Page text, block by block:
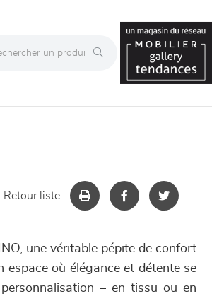
Retour liste
une véritable pépite de confort
où élégance et détente se
– en tissu ou en